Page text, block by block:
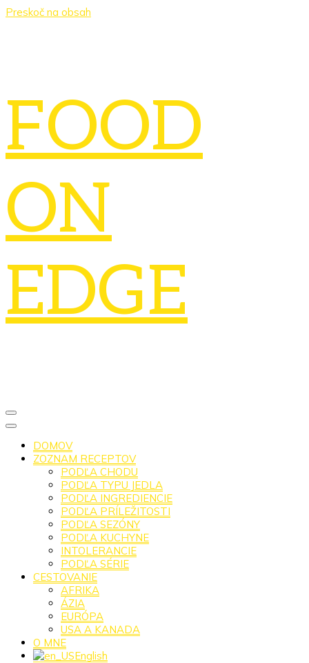
Preskoč na obsah
FOOD
ON
EDGE
DOMOV
ZOZNAM RECEPTOV
PODĽA CHODU
PODĽA TYPU JEDLA
PODĽA INGREDIENCIE
PODĽA PRÍLEŽITOSTI
PODĽA SEZÓNY
PODĽA KUCHYNE
INTOLERANCIE
PODĽA SÉRIE
CESTOVANIE
AFRIKA
ÁZIA
EURÓPA
USA A KANADA
O MNE
English